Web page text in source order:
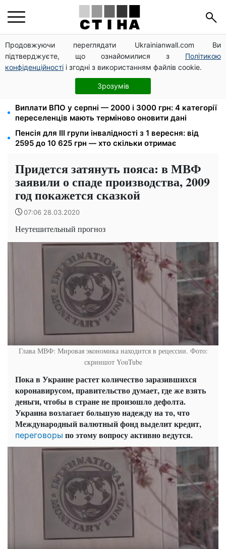
Продовжуючи переглядати Ukrainianwall.com Ви
підтверджуєте, що ознайомилися з Політикою
конфіденційності і згодні з використанням файлів cookie.
Зрозумів
172 940 грн захистять житло від арешту за
комуналку: з жовтня поріг — 432 тисячі
Новий знак на центральній вулиці: водіям
вантажівок заборонили зупинку — штраф до 680
Виплати ВПО у серпні — 2000 і 3000 грн: 4 категорії
переселенців мають терміново оновити дані
Пенсія для III групи інвалідності з 1 вересня: від
2595 до 10 625 грн — хто скільки отримає
Придется затянуть пояса: в МВФ
заявили о спаде производства, 2009
год покажется сказкой
07:06 28.03.2020
Неутешительный прогноз
Глава МВФ: Мировая экономика находится в рецессии. Фото:
скриншот YouTube
Пока в Украине растет количество заразившихся
коронавирусом, правительство думает, где же взять
деньги, чтобы в стране не произошло дефолта.
Украина возлагает большую надежду на то, что
Международный валютный фонд выделит кредит,
переговоры по этому вопросу активно ведутся.